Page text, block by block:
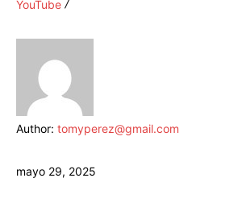
YouTube
Author: tomyperez@gmail.com
mayo 29, 2025